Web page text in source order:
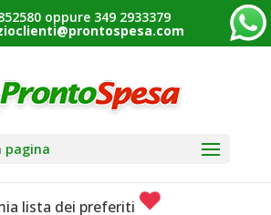
oppure 349 2933379
pagina
lista dei preferiti